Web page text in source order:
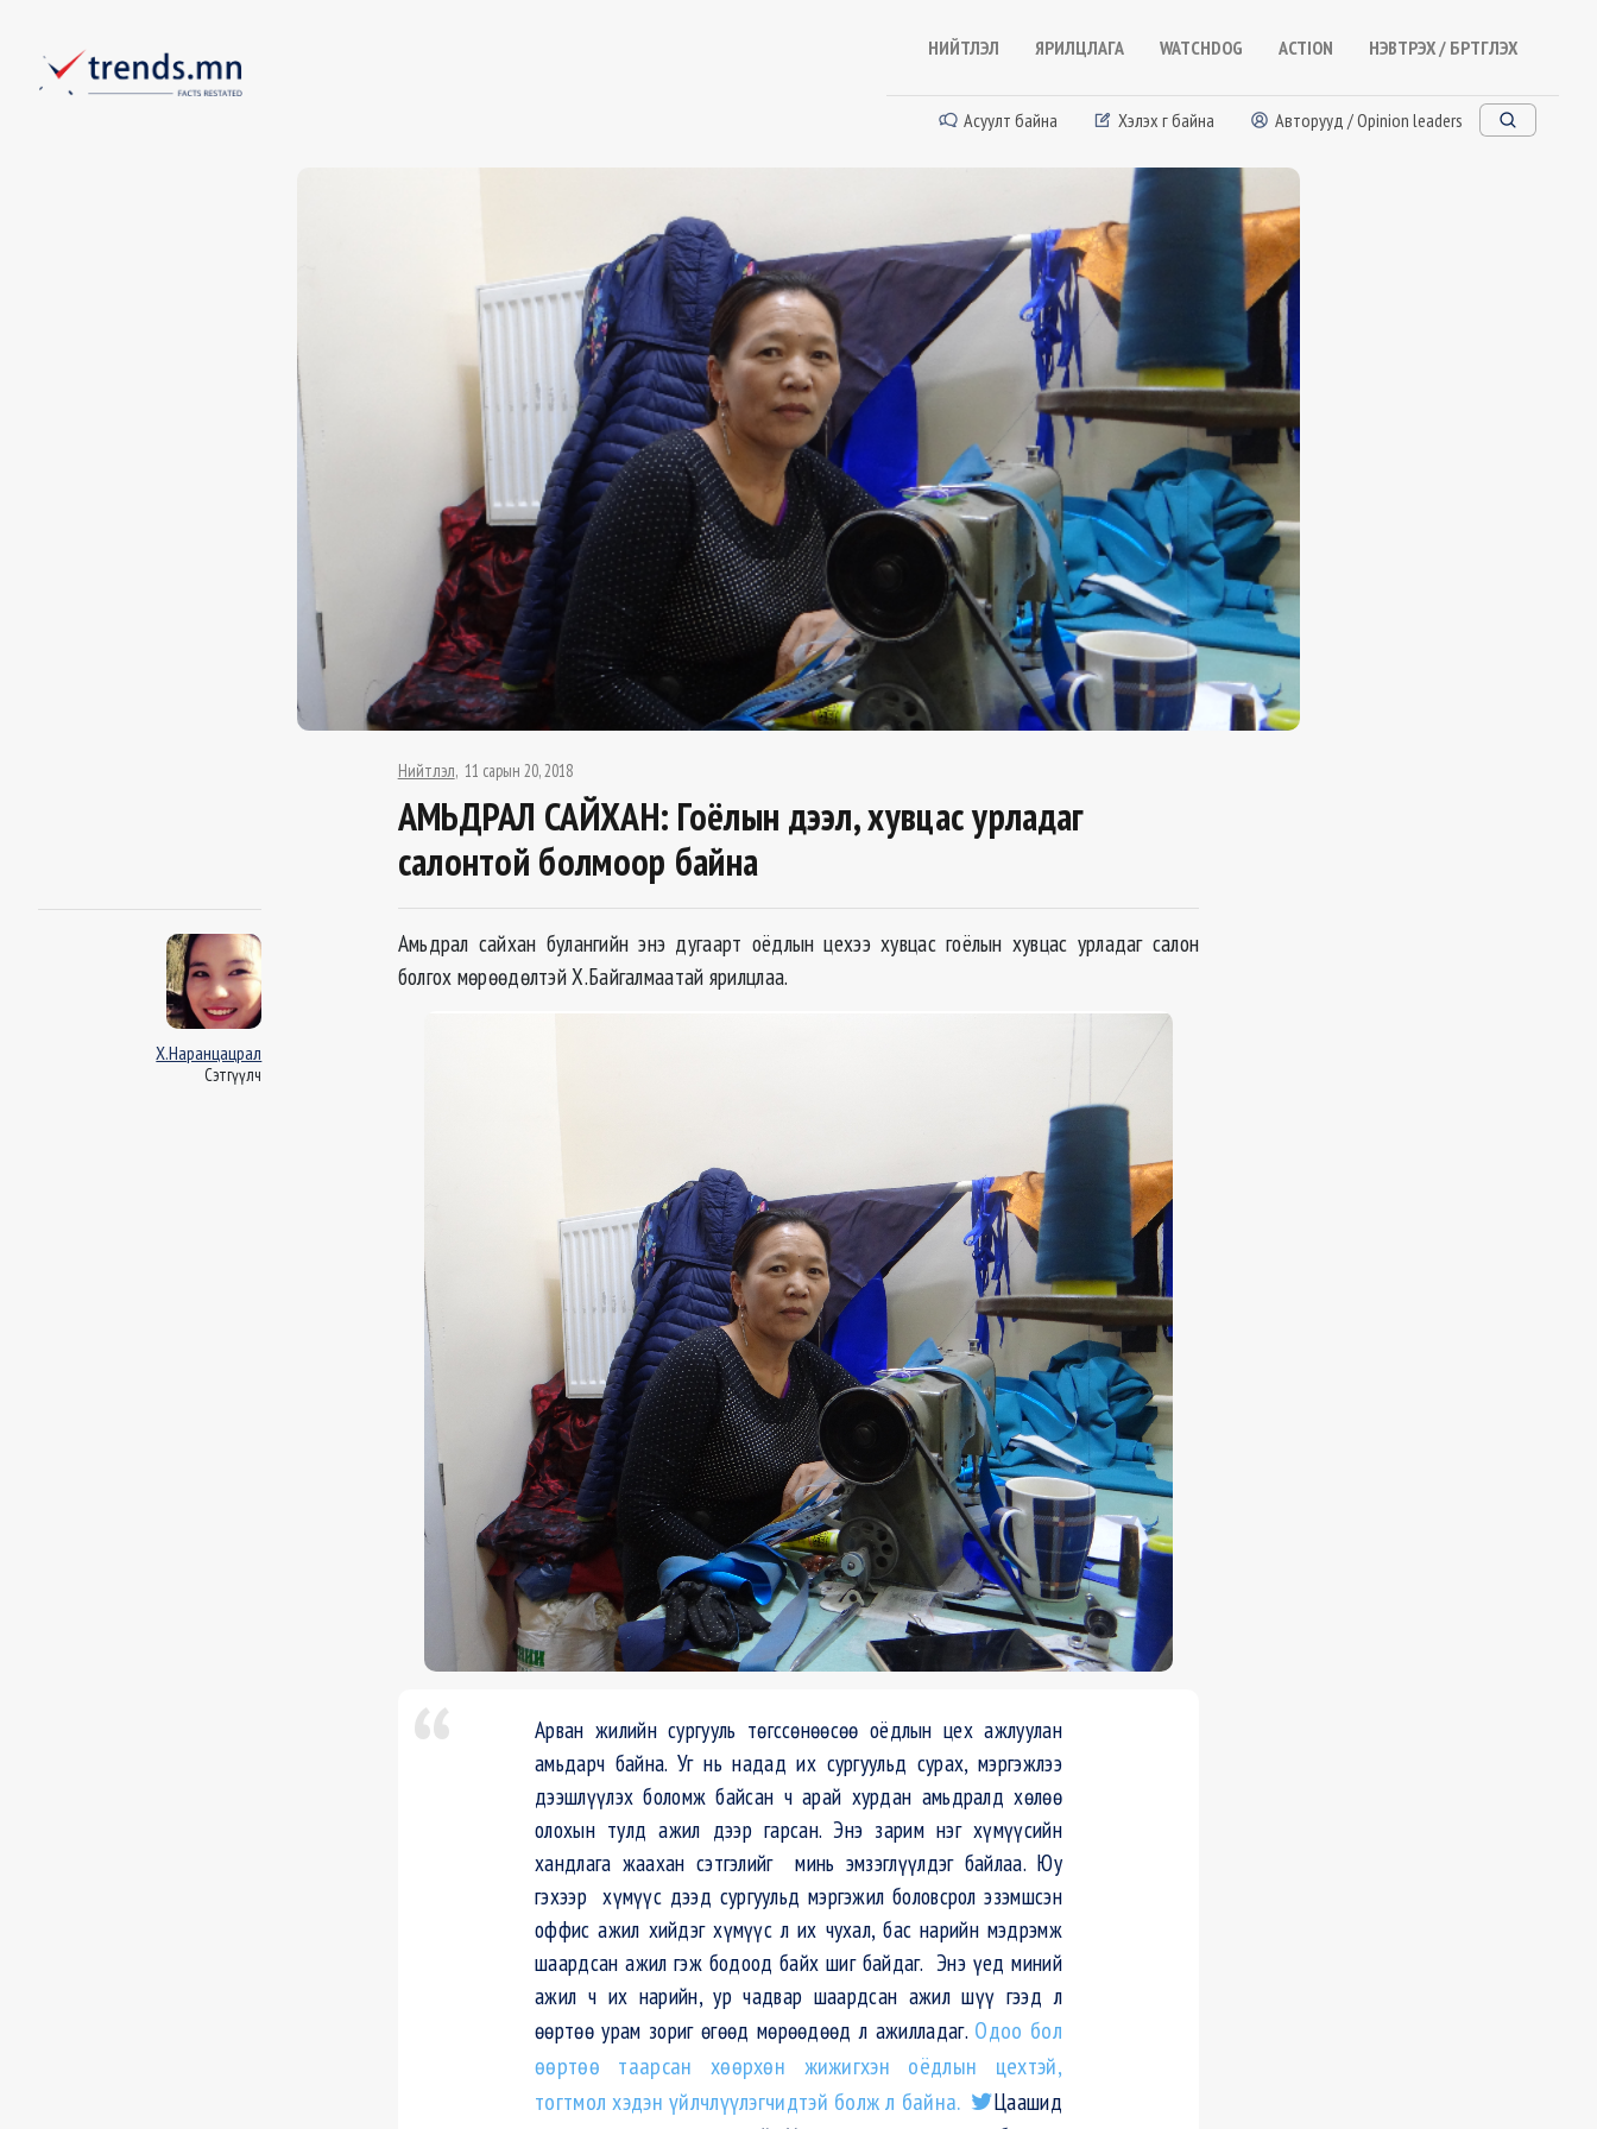
НИЙТЛЭЛ ЯРИЛЦЛАГА WATCHDOG ACTION НЭВТРЭХ / БҮРТГҮҮЛЭХ
Асуулт байна Хэлэх үг байна Авторууд / Opinion leaders
Нийтлэл 11 сарын 20, 2018
АМЬДРАЛ САЙХАН: Гоёлын дээл, хувцас урладаг
салонтой болмоор байна
Х.Наранцацрал
Сэтгүүлч
Амьдрал сайхан булангийн энэ дугаарт оёдлын цехээ хувцас гоёлын хувцас урладаг салон
болгох мөрөөдөлтэй Х.Байгалмаатай ярилцлаа.
Арван жилийн сургууль төгссөнөөсөө оёдлын цех ажлуулан
амьдарч байна. Уг нь надад их сургуульд сурах, мэргэжлээ
дээшлүүлэх боломж байсан ч арай хурдан амьдралд хөлөө
олохын тулд ажил дээр гарсан. Энэ зарим нэг хүмүүсийн
хандлага жаахан сэтгэлийг минь эмзэглүүлдэг байлаа. Юу
гэхээр хүмүүс дээд сургуульд мэргэжил боловсрол эзэмшсэн
оффис ажил хийдэг хүмүүс л их чухал, бас нарийн мэдрэмж
шаардсан ажил гэж бодоод байх шиг байдаг. Энэ үед миний
ажил ч их нарийн, ур чадвар шаардсан ажил шүү гээд л
өөртөө урам зориг өгөөд мөрөөдөөд л ажилладаг. Одоо бол
өөртөө таарсан хөөрхөн жижигхэн оёдлын цехтэй,
тогтмол хэдэн үйлчлүүлэгчидтэй болж л байна.
Цаашид